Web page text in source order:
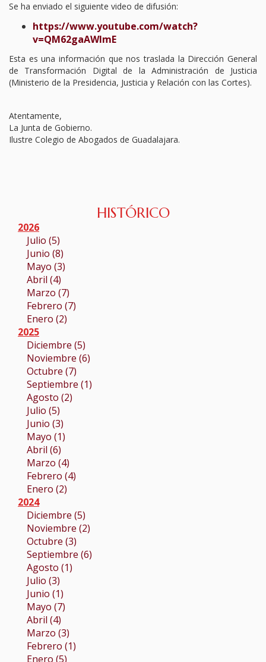
Se ha enviado el siguiente video de difusión:
https://www.youtube.com/watch?
v=QM62gaAWImE
Esta es una información que nos traslada la Dirección General
de Transformación Digital de la Administración de Justicia
(Ministerio de la Presidencia, Justicia y Relación con las Cortes).
Atentamente,
La Junta de Gobierno.
Ilustre Colegio de Abogados de Guadalajara.
HISTÓRICO
2026
Julio (5)
Junio (8)
Mayo (3)
Abril (4)
Marzo (7)
Febrero (7)
Enero (2)
2025
Diciembre (5)
Noviembre (6)
Octubre (7)
Septiembre (1)
Agosto (2)
Julio (5)
Junio (3)
Mayo (1)
Abril (6)
Marzo (4)
Febrero (4)
Enero (2)
2024
Diciembre (5)
Noviembre (2)
Octubre (3)
Septiembre (6)
Agosto (1)
Julio (3)
Junio (1)
Mayo (7)
Abril (4)
Marzo (3)
Febrero (1)
Enero (5)